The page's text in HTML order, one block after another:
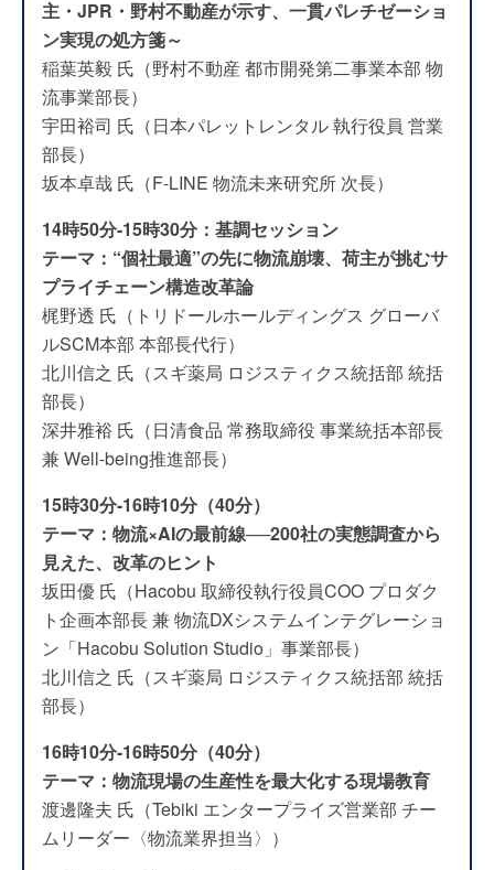
主・JPR・野村不動産が示す、一貫パレチゼーショ
ン実現の処方箋～
稲葉英毅 氏（野村不動産 都市開発第二事業本部 物
流事業部長）
宇田裕司 氏（日本パレットレンタル 執行役員 営業
部長）
坂本卓哉 氏（F-LINE 物流未来研究所 次長）
14時50分-15時30分：基調セッション
テーマ：“個社最適”の先に物流崩壊、荷主が挑むサ
プライチェーン構造改革論
梶野透 氏（トリドールホールディングス グローバ
ルSCM本部 本部長代行）
北川信之 氏（スギ薬局 ロジスティクス統括部 統括
部長）
深井雅裕 氏（日清食品 常務取締役 事業統括本部長
兼 Well-being推進部長）
15時30分-16時10分（40分）
テーマ：物流×AIの最前線──200社の実態調査から
見えた、改革のヒント
坂田優 氏（Hacobu 取締役執行役員COO プロダク
ト企画本部長 兼 物流DXシステムインテグレーショ
ン「Hacobu Solution Studio」事業部長）
北川信之 氏（スギ薬局 ロジスティクス統括部 統括
部長）
16時10分-16時50分（40分）
テーマ：物流現場の生産性を最大化する現場教育
渡邊隆夫 氏（Tebiki エンタープライズ営業部 チー
ムリーダー〈物流業界担当〉）